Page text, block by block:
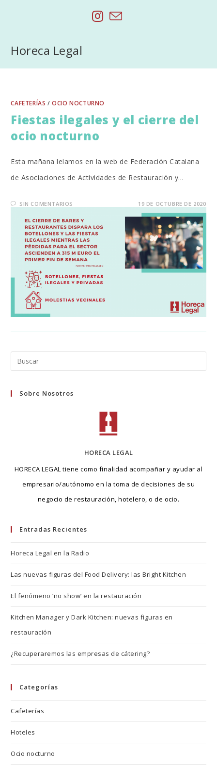
Horeca Legal
CAFETERÍAS /OCIO NOCTURNO
Fiestas ilegales y el cierre del
ocio nocturno
Esta mañana leíamos en la web de Federación Catalana
de Asociaciones de Actividades de Restauración y…
SIN COMENTARIOS 19 DE OCTUBRE DE 2020
Buscar
estaSobre Nosotros
HORECA LEGAL
HORECA LEGAL tiene como finalidad acompañar y ayudar al
empresario/autónomo en la toma de decisiones de su
negocio de restauración, hotelero, o de ocio.
Entradas Recientes
Horeca Legal en la Radio
Las nuevas figuras del Food Delivery: las Bright Kitchen
El fenómeno ‘no show’ en la restauración
Kitchen Manager y Dark Kitchen: nuevas figuras en
restauración
¿Recuperaremos las empresas de cátering?
Categorías
Cafeterías
Hoteles
Ocio nocturno